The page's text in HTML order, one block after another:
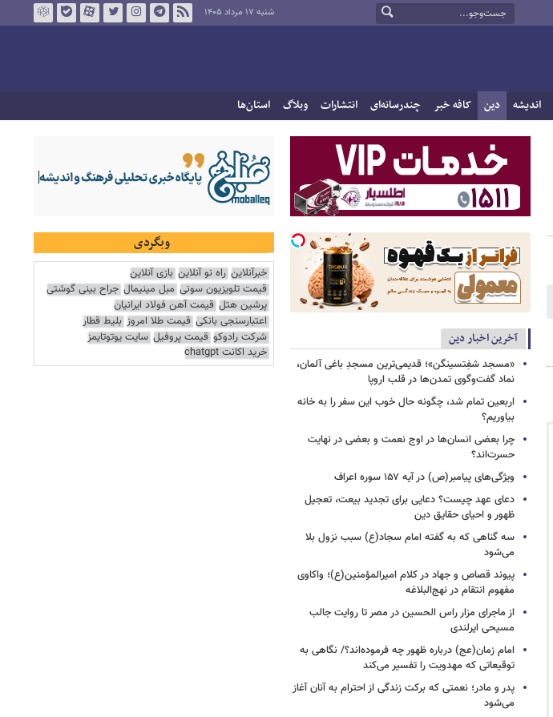
شنبه ۱۷ مرداد ۱۴۰۵
اندیشه دین کافه خبر چندرسانه‌ای انتشارات وبلاگ استان‌ها
آخرین اخبار دین
«مسجد شفِتسینگن»؛ قدیمی‌ترین مسجدِ باغی آلمان،
نماد گفت‌وگوی تمدن‌ها در قلب اروپا
اربعین تمام شد، چگونه حال خوب این سفر را به خانه
بیاوریم؟
چرا بعضی انسان‌ها در اوج نعمت و بعضی در نهایت
حسرت‌اند؟
ویژگی‌های پیامبر(ص) در آیه ۱۵۷ سوره اعراف
دعای عهد چیست؟ دعایی برای تجدید بیعت، تعجیل
ظهور و احیای حقایق دین
سه گناهی که به گفته امام سجاد(ع) سبب نزول بلا
می‌شود
پیوند قصاص و جهاد در کلام امیرالمؤمنین(ع)؛ واکاوی
مفهوم انتقام در نهج‌البلاغه
از ماجرای مزار راس الحسین در مصر تا روایت جالب
مسیحی ایرلندی
امام زمان(عج) درباره ظهور چه فرموده‌اند؟/ نگاهی به
توقیعاتی که مهدویت را تفسیر می‌کند
پدر و مادر؛ نعمتی که برکت زندگی از احترام به آنان آغاز
می‌شود
وبگردی
خبرآنلاین راه نو آنلاین بازی آنلاین
قیمت تلویزیون سونی مبل مینیمال جراح بینی گوشتی
پرشین هتل قیمت آهن فولاد ایرانیان
اعتبارسنجی بانکی قیمت طلا امروز بلیط قطار
شرکت رادوکو قیمت پروفیل سایت یوتوتایمز
خرید اکانت chatgpt